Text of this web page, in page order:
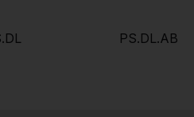
PS.DL.AB